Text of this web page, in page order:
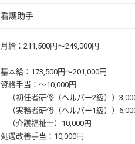
看護助手
月給：211,500円〜249,000円
基本給：173,500円〜201,000円
資格手当：〜10,000円
（初任者研修（ヘルパー2級））
（実務者研修（ヘルパー1級））
（介護福祉士）10,000円
処遇改善手当：10,000円